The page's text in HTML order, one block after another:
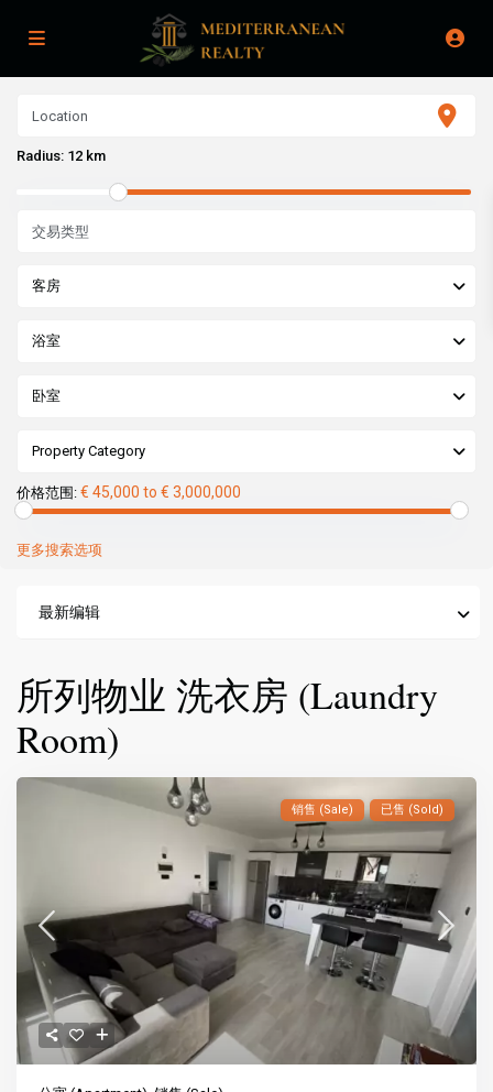
Radius: 12 km
客房
浴室
卧室
Property Category
价格范围: € 45,000 to € 3,000,000
更多搜索选项
最新编辑
所列物业 洗衣房 (Laundry
Room)
销售 (Sale) 已售 (Sold)